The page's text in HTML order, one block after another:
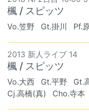
楓 / スピッツ
Vo.笠野 Gt.掛川 Pf.
2013 新人ライブ 14
楓 / スピッツ
Vo.大西 Gt.平野 Gt.
Cj.高橋(真)
Cho.寺本